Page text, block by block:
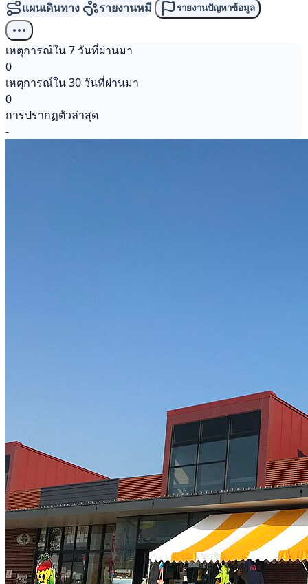
แผนเดินทาง รายงานหมี รายงานปัญหาข้อมูล
เหตุการณ์ใน 7 วันที่ผ่านมา
0
เหตุการณ์ใน 30 วันที่ผ่านมา
0
การปรากฏตัวล่าสุด
-